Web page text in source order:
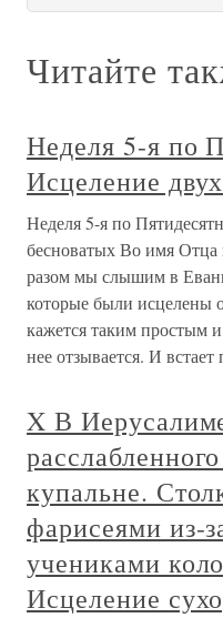
Читайте
Неделя 5-я по
Исцеление
Неделя 5-я по
бесноватых Во имя
разом мы слышим в
которые были исцелены
кажется таким простым
нее отзывается. И встает
X В
купальне.
фарисеями из-
учениками
Исцеление